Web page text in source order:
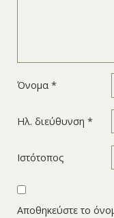
Όνομα *
Ηλ. διεύθυνση *
Ιστότοπος
Αποθηκεύστε το